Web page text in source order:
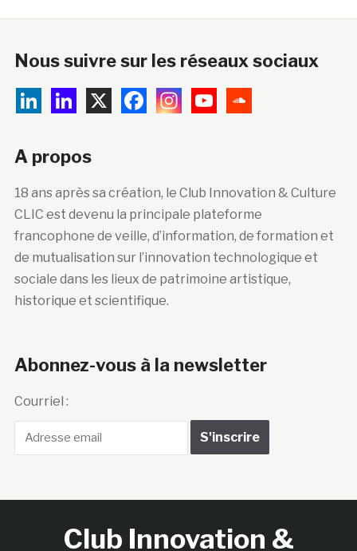
Nous suivre sur les réseaux sociaux
A propos
18 ans après sa création, le Club Innovation & Culture
CLIC est devenu la principale plateforme
francophone de veille, d’information, de formation et
de mutualisation sur l’innovation technologique et
sociale dans les lieux de patrimoine artistique,
historique et scientifique.
Abonnez-vous à la newsletter
Courriel :
Club Innovation &